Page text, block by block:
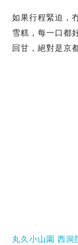
如果行程緊迫，
雪糕，每一口都
回甘，絕對是京
丸久小山園 西洞